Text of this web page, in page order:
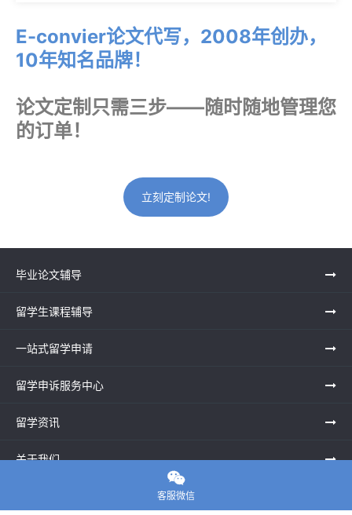
E-convier论文代写，2008年创办，
10年知名品牌！
论文定制只需三步——随时随地管理您
的订单！
立刻定制论文!
毕业论文辅导
留学生课程辅导
一站式留学申请
留学申诉服务中心
留学资讯
关于我们

客服微信